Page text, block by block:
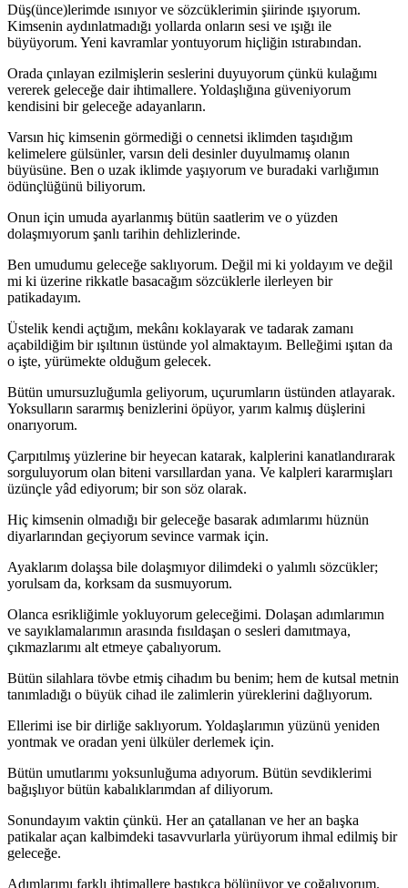
Düş(ünce)lerimde ısınıyor ve sözcüklerimin şiirinde ışıyorum.
Kimsenin aydınlatmadığı yollarda onların sesi ve ışığı ile
büyüyorum. Yeni kavramlar yontuyorum hiçliğin ıstırabından.
Orada çınlayan ezilmişlerin seslerini duyuyorum çünkü kulağımı
vererek geleceğe dair ihtimallere. Yoldaşlığına güveniyorum
kendisini bir geleceğe adayanların.
Varsın hiç kimsenin görmediği o cennetsi iklimden taşıdığım
kelimelere gülsünler, varsın deli desinler duyulmamış olanın
büyüsüne. Ben o uzak iklimde yaşıyorum ve buradaki varlığımın
ödünçlüğünü biliyorum.
Onun için umuda ayarlanmış bütün saatlerim ve o yüzden
dolaşmıyorum şanlı tarihin dehlizlerinde.
Ben umudumu geleceğe saklıyorum. Değil mi ki yoldayım ve değil
mi ki üzerine rikkatle basacağım sözcüklerle ilerleyen bir
patikadayım.
Üstelik kendi açtığım, mekânı koklayarak ve tadarak zamanı
açabildiğim bir ışıltının üstünde yol almaktayım. Belleğimi ışıtan da
o işte, yürümekte olduğum gelecek.
Bütün umursuzluğumla geliyorum, uçurumların üstünden atlayarak.
Yoksulların sararmış benizlerini öpüyor, yarım kalmış düşlerini
onarıyorum.
Çarpıtılmış yüzlerine bir heyecan katarak, kalplerini kanatlandırarak
sorguluyorum olan biteni varsıllardan yana. Ve kalpleri kararmışları
üzünçle yâd ediyorum; bir son söz olarak.
Hiç kimsenin olmadığı bir geleceğe basarak adımlarımı hüznün
diyarlarından geçiyorum sevince varmak için.
Ayaklarım dolaşsa bile dolaşmıyor dilimdeki o yalımlı sözcükler;
yorulsam da, korksam da susmuyorum.
Olanca esrikliğimle yokluyorum geleceğimi. Dolaşan adımlarımın
ve sayıklamalarımın arasında fısıldaşan o sesleri damıtmaya,
çıkmazlarımı alt etmeye çabalıyorum.
Bütün silahlara tövbe etmiş cihadım bu benim; hem de kutsal metnin
tanımladığı o büyük cihad ile zalimlerin yüreklerini dağlıyorum.
Ellerimi ise bir dirliğe saklıyorum. Yoldaşlarımın yüzünü yeniden
yontmak ve oradan yeni ülküler derlemek için.
Bütün umutlarımı yoksunluğuma adıyorum. Bütün sevdiklerimi
bağışlıyor bütün kabalıklarımdan af diliyorum.
Sonundayım vaktin çünkü. Her an çatallanan ve her an başka
patikalar açan kalbimdeki tasavvurlarla yürüyorum ihmal edilmiş bir
geleceğe.
Adımlarımı farklı ihtimallere bastıkça bölünüyor ve çoğalıyorum.